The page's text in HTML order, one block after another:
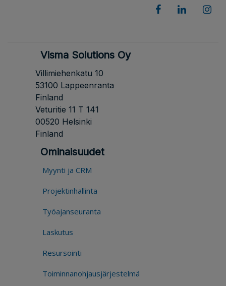
Visma Solutions Oy
Villimiehenkatu 10
53100 Lappeenranta
Finland
Veturitie 11 T 141
00520 Helsinki
Finland
Ominaisuudet
Myynti ja CRM
Projektinhallinta
Työajanseuranta
Laskutus
Resursointi
Toiminnanohjausjärjestelmä